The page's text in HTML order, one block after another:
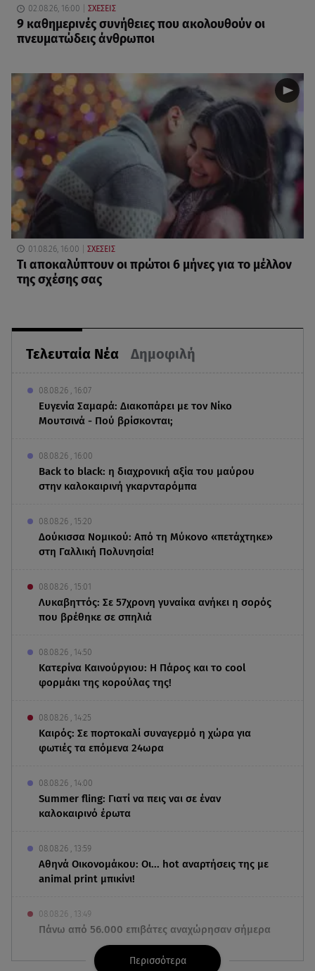
Τελευταία Νέα Δημοφιλή
08.08.26 , 16:07
Ευγενία Σαμαρά: Διακοπάρει με τον Νίκο
Μουτσινά - Πού βρίσκονται;
08.08.26 , 16:00
Back to black: η διαχρονική αξία του μαύρου
στην καλοκαιρινή γκαρνταρόμπα
08.08.26 , 15:20
Δούκισσα Νομικού: Από τη Μύκονο «πετάχτηκε»
στη Γαλλική Πολυνησία!
08.08.26 , 15:01
Λυκαβηττός: Σε 57χρονη γυναίκα ανήκει η σορός
που βρέθηκε σε σπηλιά
08.08.26 , 14:50
Κατερίνα Καινούργιου: Η Πάρος και το cool
φορμάκι της κορούλας της!
08.08.26 , 14:25
Καιρός: Σε πορτοκαλί συναγερμό η χώρα για
φωτιές τα επόμενα 24ωρα
08.08.26 , 14:00
Summer fling: Γιατί να πεις ναι σε έναν
καλοκαιρινό έρωτα
08.08.26 , 13:59
Αθηνά Οικονομάκου: Οι... hot αναρτήσεις της με
animal print μπικίνι!
08.08.26 , 13:49
Πάνω από 56.000 επιβάτες αναχώρησαν σήμερα
από τα λιμάνια της Αττικής
Περισσότερα
02.08.26, 16:00 ΣΧΕΣΕΙΣ
9 καθημερινές συνήθειες που ακολουθούν οι
πνευματώδεις άνθρωποι
01.08.26, 16:00 ΣΧΕΣΕΙΣ
Τι αποκαλύπτουν οι πρώτοι 6 μήνες για το μέλλον
της σχέσης σας